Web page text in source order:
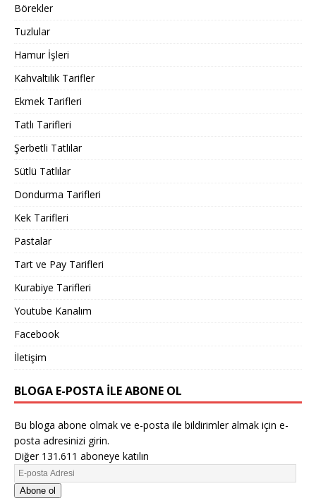
Börekler
Tuzlular
Hamur İşleri
Kahvaltılık Tarifler
Ekmek Tarifleri
Tatlı Tarifleri
Şerbetli Tatlılar
Sütlü Tatlılar
Dondurma Tarifleri
Kek Tarifleri
Pastalar
Tart ve Pay Tarifleri
Kurabiye Tarifleri
Youtube Kanalım
Facebook
İletişim
BLOGA E-POSTA ILE ABONE OL
Bu bloga abone olmak ve e-posta ile bildirimler almak için e-
posta adresinizi girin.
Diğer 131.611 aboneye katılın
Abone ol